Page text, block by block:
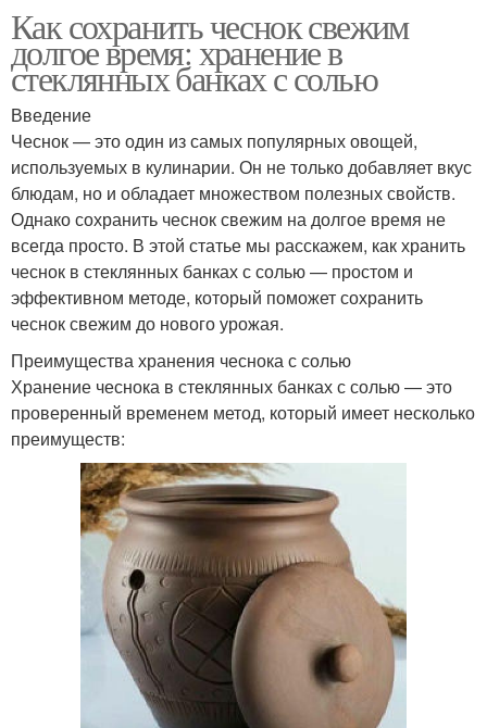
Как сохранить чеснок свежим
долгое время: хранение в
стеклянных банках с солью
Введение
Чеснок — это один из самых популярных овощей,
используемых в кулинарии. Он не только добавляет вкус
блюдам, но и обладает множеством полезных свойств.
Однако сохранить чеснок свежим на долгое время не
всегда просто. В этой статье мы расскажем, как хранить
чеснок в стеклянных банках с солью — простом и
эффективном методе, который поможет сохранить
чеснок свежим до нового урожая.
Преимущества хранения чеснока с солью
Хранение чеснока в стеклянных банках с солью — это
проверенный временем метод, который имеет несколько
преимуществ: